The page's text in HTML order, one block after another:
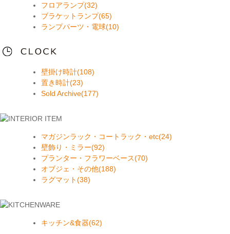
フロアランプ(32)
ブラケットランプ(65)
ランプパーツ・電球(10)
壁掛け時計(108)
置き時計(23)
Sold Archive(177)
マガジンラック・コートラック・etc(24)
壁飾り・ミラー(92)
プランター・フラワーベース(70)
オブジェ・その他(188)
ラグマット(38)
キッチン&食器(62)